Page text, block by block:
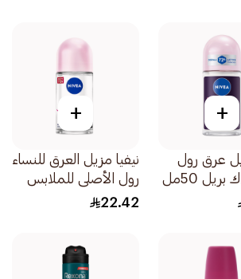
+
عرق رول
50مل
+
نيفيا مزيل العرق للنساء
رول الأصلي للملابس
السوداء والبيضاء
22.42